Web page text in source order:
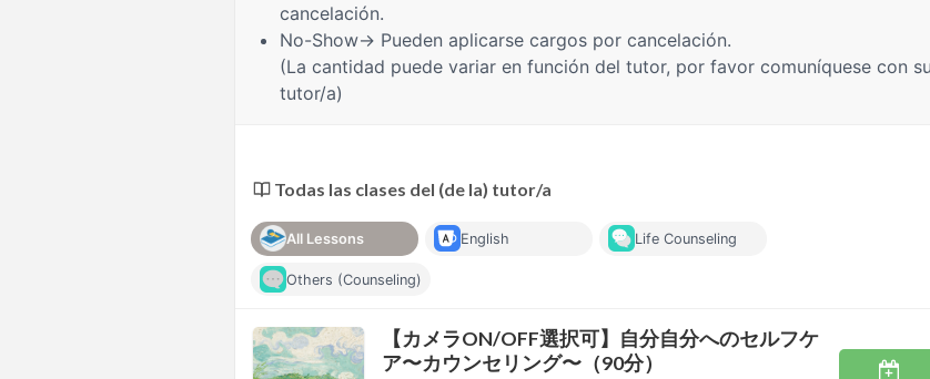
cancelación.
No-Show→ Pueden aplicarse cargos por cancelación.
(La cantidad puede variar en función del tutor, por favor comuníquese con su
tutor/a)
Todas las clases del (de la) tutor/a
All Lessons English Life Counseling
Others (Counseling)
【カメラON/OFF選択可】自分自分へのセルフケ
ア〜カウンセリング〜（90分）